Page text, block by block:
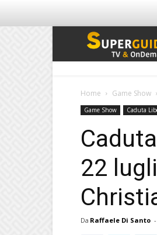
Home Game Show
Game Show Caduta
22
Da Raffaele Di Santo -